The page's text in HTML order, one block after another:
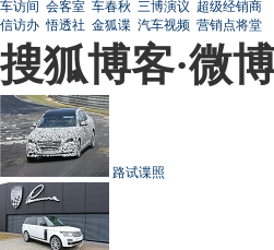
车访间 会客室 车春秋 三博演议 超级经销商
信访办 悟透社 金狐谍 汽车视频 营销点将堂
搜狐博客·微
路试谍照